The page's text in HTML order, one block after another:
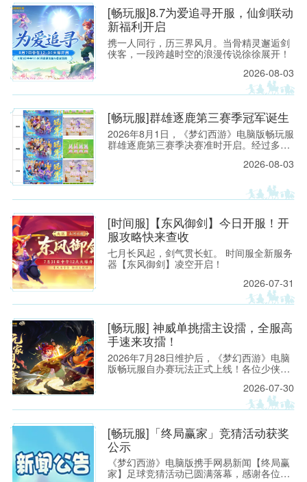
响。
[畅玩服]8.7为爱追寻开服，仙剑联动
新福利开启
携一人同行，历三界风月。当骨精灵邂逅剑
侠客，一段跨越时空的浪漫传说徐徐展开！
2026-08-03
[畅玩服]群雄逐鹿第三赛季冠军诞生
2026年8月1日，《梦幻西游》电脑版畅玩服
群雄逐鹿第三赛季决赛准时开启。经过多轮
2026-08-03
[时间服]【东风御剑】今日开服！开
服攻略快来查收
七月长风起，剑气贯长虹。 时间服全新服务
器【东风御剑】凌空开启！
2026-07-31
[畅玩服] 神威单挑擂主设擂，全服高
手速来攻擂！
2026年7月28日维护后，《梦幻西游》电脑
版畅玩服自办赛玩法正式上线！各位少侠只
2026-07-30
[畅玩服]「终局赢家」竞猜活动获奖
公示
《梦幻西游》电脑版携手网易新闻【终局赢
家】足球竞猜活动已圆满落幕，感谢各位少